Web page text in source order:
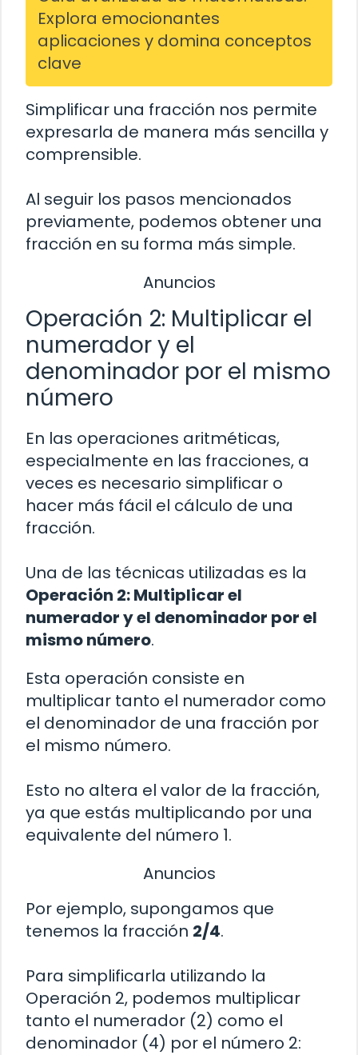
Explora emocionantes
aplicaciones y domina conceptos
clave
Simplificar una fracción nos permite
expresarla de manera más sencilla y
comprensible.
Al seguir los pasos mencionados
previamente, podemos obtener una
fracción en su forma más simple.
Anuncios
Operación 2: Multiplicar el
numerador y el
denominador por el mismo
número
En las operaciones aritméticas,
especialmente en las fracciones, a
veces es necesario simplificar o
hacer más fácil el cálculo de una
fracción.
Una de las técnicas utilizadas es la
Operación 2: Multiplicar el
numerador y el denominador por el
mismo número.
Esta operación consiste en
multiplicar tanto el numerador como
el denominador de una fracción por
el mismo número.
Esto no altera el valor de la fracción,
ya que estás multiplicando por una
equivalente del número 1.
Anuncios
Por ejemplo, supongamos que
tenemos la fracción 2/4.
Para simplificarla utilizando la
Operación 2, podemos multiplicar
tanto el numerador (2) como el
denominador (4) por el número 2: